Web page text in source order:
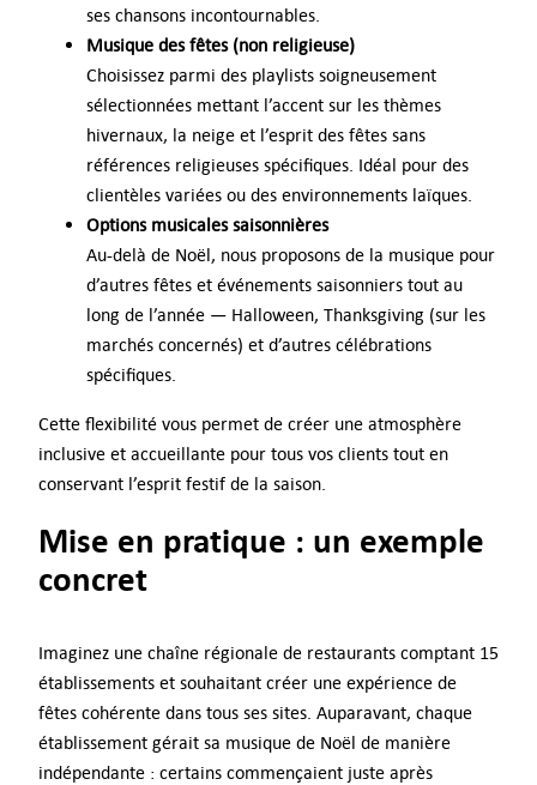
ses chansons incontournables.
Musique des fêtes (non religieuse)
Choisissez parmi des playlists soigneusement
sélectionnées mettant l’accent sur les thèmes
hivernaux, la neige et l’esprit des fêtes sans
références religieuses spécifiques. Idéal pour des
clientèles variées ou des environnements laïques.
Options musicales saisonnières
Au-delà de Noël, nous proposons de la musique pour
d’autres fêtes et événements saisonniers tout au
long de l’année — Halloween, Thanksgiving (sur les
marchés concernés) et d’autres célébrations
spécifiques.
Cette flexibilité vous permet de créer une atmosphère
inclusive et accueillante pour tous vos clients tout en
conservant l’esprit festif de la saison.
Mise en pratique : un exemple
concret
Imaginez une chaîne régionale de restaurants comptant 15
établissements et souhaitant créer une expérience de
fêtes cohérente dans tous ses sites. Auparavant, chaque
établissement gérait sa musique de Noël de manière
indépendante : certains commençaient juste après